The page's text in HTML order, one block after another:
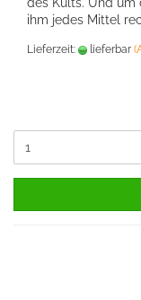
ihm jedes Mittel
Lieferzeit: lieferbar